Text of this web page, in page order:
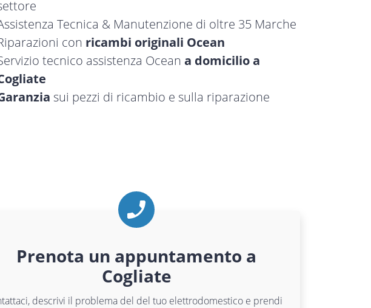
Tecnica & Manutenzione di oltre 35 Marche
con ricambi originali Ocean
tecnico assistenza Ocean a domicilio a
sui pezzi di ricambio e sulla riparazione
Prenota un appuntamento a
Cogliate
descrivi il problema del del tuo elettrodomestico e prendi